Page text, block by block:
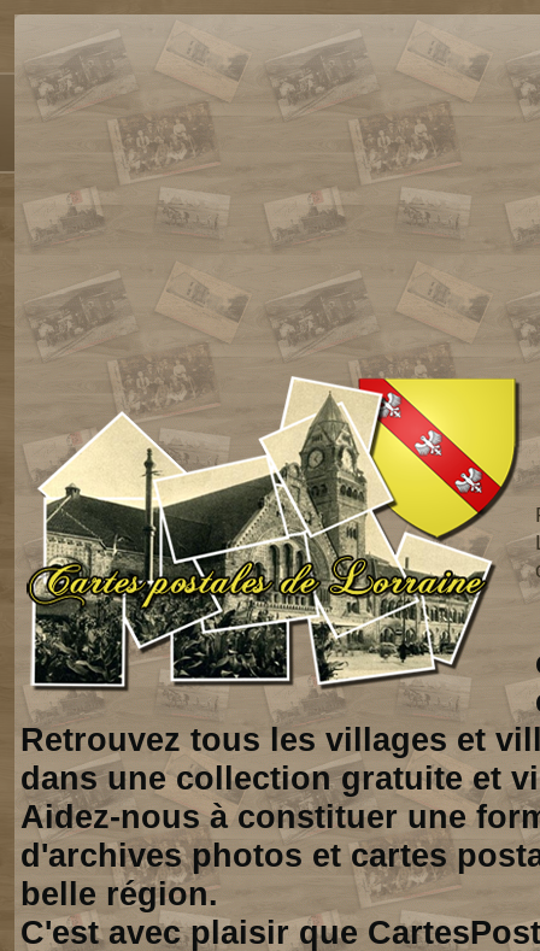
Retrouvez tous les villages et
dans une collection gratuite et
Aidez-nous à constituer une
d'archives photos et cartes
belle région.
C'est avec plaisir que